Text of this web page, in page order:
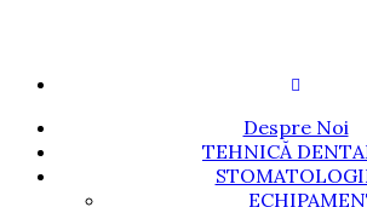
Despre Noi
TEHNICĂ